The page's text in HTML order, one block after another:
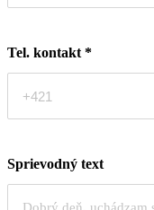
Tel. kontakt *
Sprievodný text